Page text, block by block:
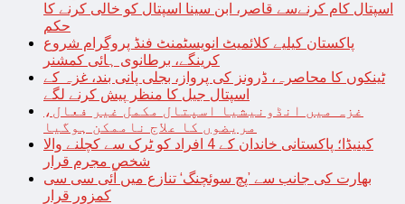
اسپتال کام کرنےسے قاصر، ابن سینا اسپتال کو خالی کرنے کا
حکم
پاکستان کیلیے کلائمیٹ انویسٹمنٹ فنڈ پروگرام شروع
کرینگے، برطانوی ہائی کمشنر
ٹینکوں کا محاصرہ، ڈرونز کی پرواز، بجلی پانی بند، غزہ کے
اسپتال جیل کا منظر پیش کرنے لگے
غزہ میں انڈونیشیا اسپتال مکمل غیر فعال،
مریضوں کا علاج ناممکن ہوگیا
کینیڈا؛ پاکستانی خاندان کے 4 افراد کو ٹرک سے کچلنے والا
شخص مجرم قرار
بھارت کی جانب سے ’پچ سوئچنگ‘ تنازع میں آئی سی سی
کمزور قرار